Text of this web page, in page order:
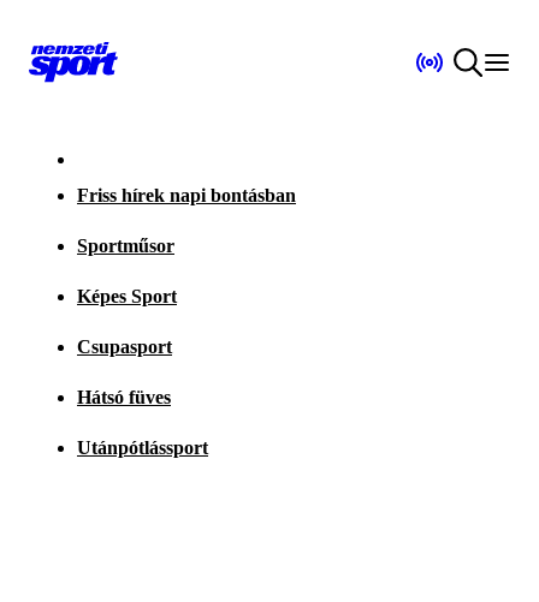
Friss hírek napi bontásban
Sportműsor
Képes Sport
Csupasport
Hátsó füves
Utánpótlássport